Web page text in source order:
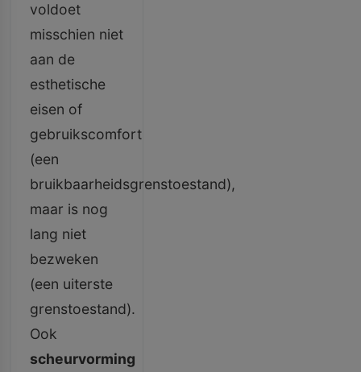
voldoet
misschien niet
aan de
esthetische
eisen of
gebruikscomfort
(een
bruikbaarheidsgrenstoestand),
maar is nog
lang niet
bezweken
(een uiterste
grenstoestand).
Ook
scheurvorming